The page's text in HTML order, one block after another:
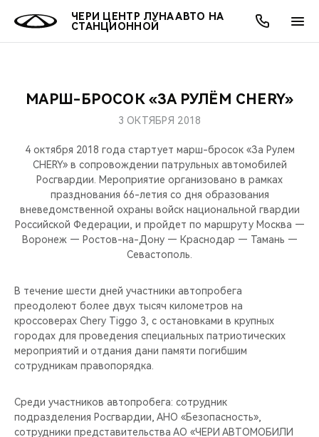
ЧЕРИ ЦЕНТР ЛУНА АВТО НА
СТАНЦИОННОЙ
МОДЕЛИ
КРОССОВЕРЫ
СЕДАНЫ
ПОКУПАТЕЛЯМ
КРЕДИТ И СТРАХОВАНИЕ
ВЛАДЕЛЬЦАМ
ЗАПЧАСТИ И АКСЕССУАРЫ
ПОДДЕРЖКА
CHERY CONNECT
МИР CHERY
О БРЕНДЕ
CHERY В СОЦСЕТЯХ
ЛЮДИ CHERY
БЛАГОТВОРИТЕЛЬНОСТЬ
CHERY REMOTE
CHERY И СПОРТ
ВИДЕООБЗОРЫ
АКЦИИ
ОНЛАЙН СЕРВИСЫ
КРЕДИТ
О КОМПАНИИ
МЫ В СОЦСЕТЯХ
МАРШ-БРОСОК «ЗА РУЛЁМ CHERY»
3 ОКТЯБРЯ 2018
4 октября 2018 года стартует марш-бросок «За Рулем
CHERY» в сопровождении патрульных автомобилей
Росгвардии. Мероприятие организовано в рамках
празднования 66-летия со дня образования
вневедомственной охраны войск национальной гвардии
Российской Федерации, и пройдет по маршруту Москва —
Воронеж — Ростов-на-Дону — Краснодар — Тамань —
Севастополь.
В течение шести дней участники автопробега
преодолеют более двух тысяч километров на
кроссоверах Chery Tiggo 3, с остановками в крупных
городах для проведения специальных патриотических
мероприятий и отдания дани памяти погибшим
сотрудникам правопорядка.
Среди участников автопробега: сотрудник
подразделения Росгвардии, АНО «Безопасность»,
сотрудники представительства АО «ЧЕРИ АВТОМОБИЛИ